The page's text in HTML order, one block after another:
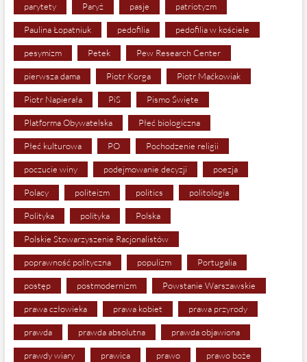
parytety Paryż pasje patriotyzm
Paulina Łopatniuk pedofilia pedofilia w kościele
pesymizm Petek Pew Research Center
pierwsza dama Piotr Korga Piotr Maćkowiak
Piotr Napierała PiS Pismo Święte
Platforma Obywatelska Płeć biologiczna
Płeć kulturowa PO Pochodzenie religii
poczucie winy podejmowanie decyzji poezja
Polacy politeizm politics politologia
Polityka polityka Polska
Polskie Stowarzyszenie Racjonalistów
poprawność polityczna populizm Portugalia
postęp postmodernizm Powstanie Warszawskie
prawa człowieka prawa kobiet prawa przyrody
prawda prawda absolutna prawda objawiona
prawdy wiary prawica prawo prawo boże